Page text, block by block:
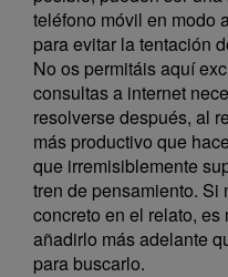
teléfono móvil en modo
para evitar la tentación
No os permitáis aquí
consultas a internet
resolverse después, al
más productivo que
que irremisiblemente
tren de pensamiento. Si
concreto en el relato,
añadirlo más adelante
para buscarlo.